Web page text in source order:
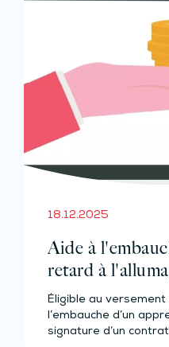
18.12.2025
Aide à
retard à
Éligible au versement
l’embauche d’un
signature d’un